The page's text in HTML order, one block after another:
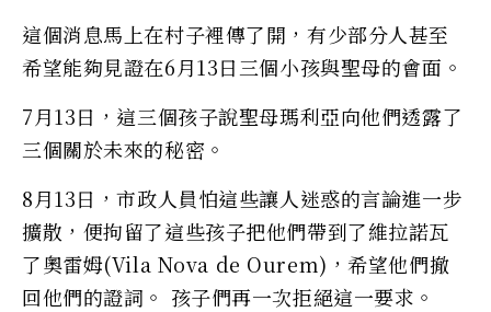
這個消息馬上在村子裡傳了開，有少部分人甚至
希望能夠見證在6月13日三個小孩與聖母的會面。
7月13日，這三個孩子說聖母瑪利亞向他們透露了
三個關於未來的秘密。
8月13日，市政人員怕這些讓人迷惑的言論進一步
擴散，便拘留了這些孩子把他們帶到了維拉諾瓦
了奧雷姆(Vila Nova de Ourem)，希望他們撤
回他們的證詞。 孩子們再一次拒絕這一要求。